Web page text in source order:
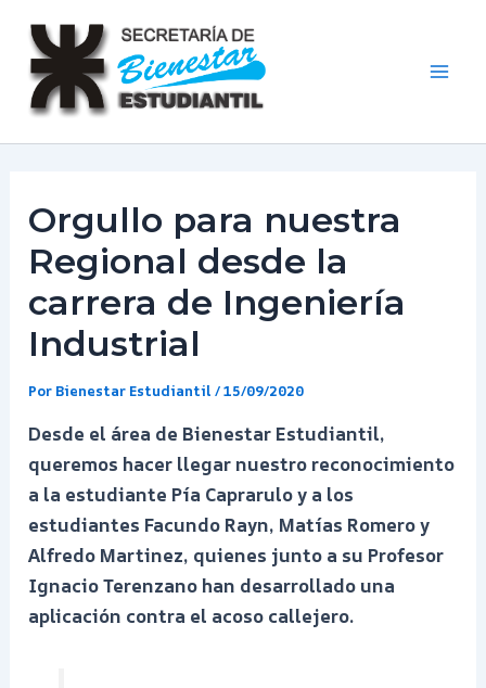
contenido
Orgullo para nuestra
Regional desde la
carrera de Ingeniería
Industrial
Por Bienestar Estudiantil/15/09/2020
Desde el área de Bienestar Estudiantil,
queremos hacer llegar nuestro reconocimiento
a la estudiante Pía Caprarulo y a los
estudiantes Facundo Rayn, Matías Romero y
Alfredo Martinez, quienes junto a su Profesor
Ignacio Terenzano han desarrollado una
aplicación contra el acoso callejero.